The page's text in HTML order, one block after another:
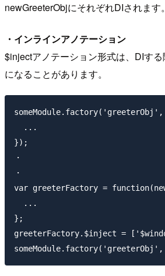
newGreeterObjにそれぞれDIされます。
・インラインアノテーション
$injectアノテーション形式は、DIす
になることがあります。
  ...
});
・
・
var greeterFactory =
  ...
};
greeterFactory.$inject =